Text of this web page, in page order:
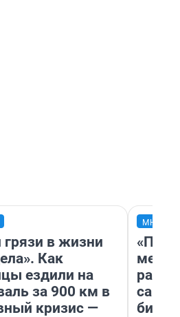
грязи в жизни
Как
ездили на
за 900 км в
кризис —